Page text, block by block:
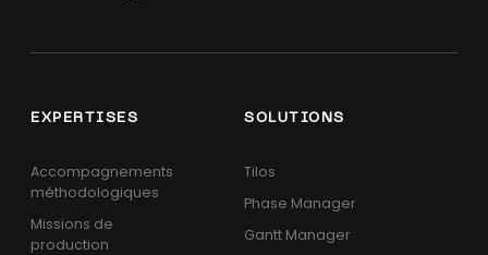
EXPERTISES
Accompagnements
méthodologiques
Missions de
production
SOLUTIONS
Tilos
Phase Manager
Gantt Manager